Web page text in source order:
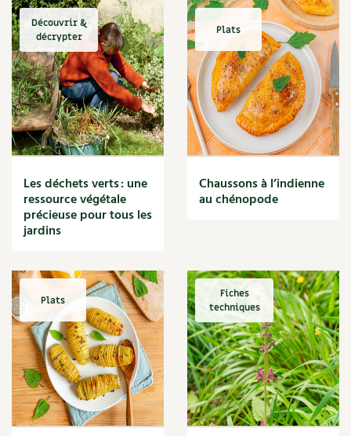
Mare
Marie Chioca
Marmite
Massage
Matériaux
Maux
Méditerranéen
Menace
Mésange
Microflore
Migraine
Mode de culture
Montagne
Moutarde
Multiplication
Muret
Muscade
Musique
Narcisse
Nature
Nettoyage
Découvrir &
décrypter
Les déchets verts : une
ressource végétale
précieuse pour tous les
jardins
Plats
Chaussons à l’indienne
au chénopode
Plats
Fiches
techniques